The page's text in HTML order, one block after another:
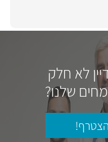
לא חלק
שלנו?